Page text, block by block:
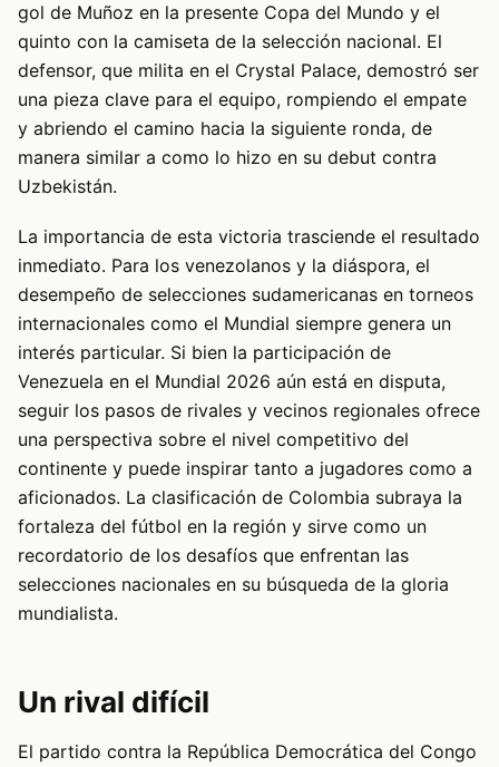
gol de Muñoz en la presente Copa del Mundo y el
quinto con la camiseta de la selección nacional. El
defensor, que milita en el Crystal Palace, demostró ser
una pieza clave para el equipo, rompiendo el empate
y abriendo el camino hacia la siguiente ronda, de
manera similar a como lo hizo en su debut contra
Uzbekistán.
La importancia de esta victoria trasciende el resultado
inmediato. Para los venezolanos y la diáspora, el
desempeño de selecciones sudamericanas en torneos
internacionales como el Mundial siempre genera un
interés particular. Si bien la participación de
Venezuela en el Mundial 2026 aún está en disputa,
seguir los pasos de rivales y vecinos regionales ofrece
una perspectiva sobre el nivel competitivo del
continente y puede inspirar tanto a jugadores como a
aficionados. La clasificación de Colombia subraya la
fortaleza del fútbol en la región y sirve como un
recordatorio de los desafíos que enfrentan las
selecciones nacionales en su búsqueda de la gloria
mundialista.
Un rival difícil
El partido contra la República Democrática del Congo